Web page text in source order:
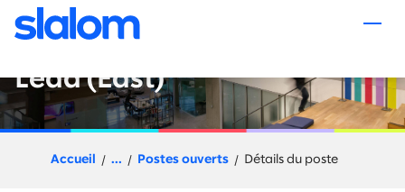
Software Architect - AI
Lead (East)
Accueil ... Postes ouverts Détails du poste